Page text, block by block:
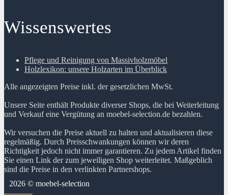
Wissenswertes
Pflege und Reinigung von Massivholzmöbel
Holzlexikon: unsere Holzarten im Überblick
Alle angezeigten Preise inkl. der gesetzlichen MwSt.
Unsere Seite enthält Produkte diverser Shops, die bei Weiterleitung
und Verkauf eine Vergütung an moebel-selection.de bezahlen.
Wir versuchen die Preise aktuell zu halten und aktualisieren diese
regelmäßig. Durch Preisschwankungen können wir deren
Richtigkeit jedoch nicht immer garantieren. Zu jedem Artikel finden
Sie einen Link der zum jeweiligen Shop weiterleitet. Maßgeblich
sind die Preise in den verlinkten Partnershops.
2026 © moebel-selection